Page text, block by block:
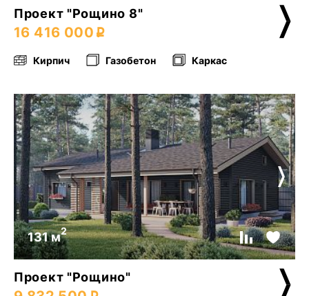
Проект "Рощино 8"
16 416 000
Кирпич Газобетон Каркас
131 м2
Проект "Рощино"